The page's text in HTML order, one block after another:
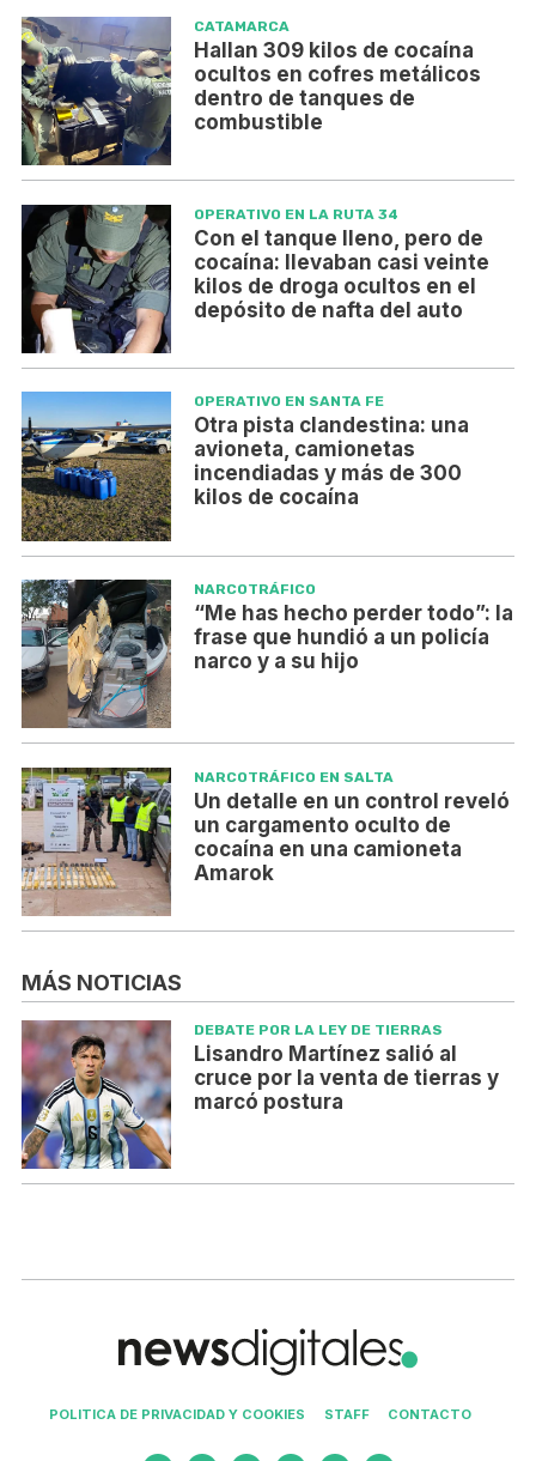
CATAMARCA
Hallan 309 kilos de cocaína
ocultos en cofres metálicos
dentro de tanques de
combustible
OPERATIVO EN LA RUTA 34
Con el tanque lleno, pero de
cocaína: llevaban casi veinte
kilos de droga ocultos en el
depósito de nafta del auto
OPERATIVO EN SANTA FE
Otra pista clandestina: una
avioneta, camionetas
incendiadas y más de 300
kilos de cocaína
NARCOTRÁFICO
“Me has hecho perder todo”: la
frase que hundió a un policía
narco y a su hijo
NARCOTRÁFICO EN SALTA
Un detalle en un control reveló
un cargamento oculto de
cocaína en una camioneta
Amarok
MÁS NOTICIAS
DEBATE POR LA LEY DE TIERRAS
Lisandro Martínez salió al
cruce por la venta de tierras y
marcó postura
POLITICA DE PRIVACIDAD Y COOKIES STAFF CONTACTO